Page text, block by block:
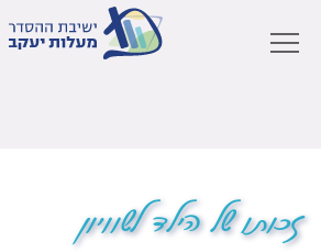
זכותו של הילד לשוויון